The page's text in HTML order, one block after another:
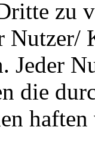
zu
Nutzer/
Jeder
die